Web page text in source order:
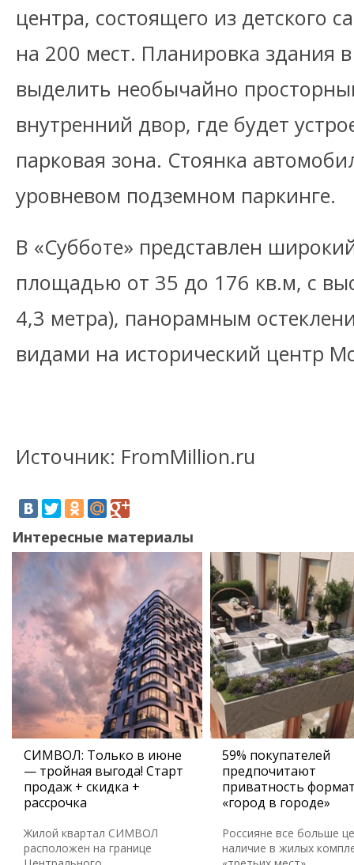
центра, состоящего из детского
на 200 мест. Планировка здания
выделить необычайно
внутренний двор, где будет
парковая зона. Стоянка
уровневом подземном паркинге.
В «Субботе» представлен
площадью от 35 до 176 кв.м, с
4,3 метра), панорамным
видами на исторический центр
Источник: FromMillion.ru
Интересные материалы
СИМВОЛ: Только в июне
— тройная выгода! Старт
продаж + скидка +
рассрочка
Жилой квартал СИМВОЛ
расположен на границе
59% покупателей
предпочитают
приватность
«город в городе»
Россияне все больше
наличие в жилых